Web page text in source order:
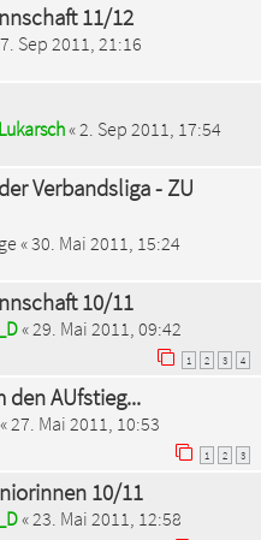
11/12
7. Sep 2011, 21:16
« 2. Sep 2011, 17:54
Verbandsliga - ZU
«30. Mai 2011, 15:24
10/11
« 29. Mai 2011, 09:42
1 2 3 4
den AUfstieg...
« 27. Mai 2011, 10:53
1 2 3
10/11
« 23. Mai 2011, 12:58